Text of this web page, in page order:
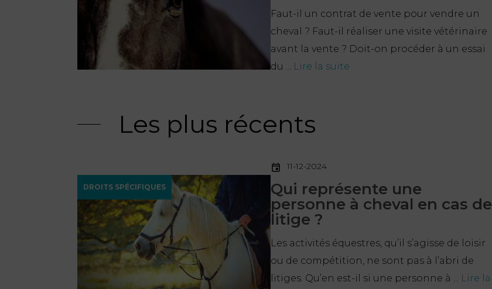
Faut-il un contrat de vente pour vendre un
cheval ? Faut-il réaliser une visite vétérinaire
avant la vente ? Doit-on procéder à un essai
du ... Lire la suite
Les plus récents
DROITS SPÉCIFIQUES
11-12-2024
Qui représente une
personne à cheval en cas de
litige ?
Les activités équestres, qu’il s’agisse de loisir
ou de compétition, ne sont pas à l’abri de
litiges. Qu’en est-il si une personne à ... Lire la